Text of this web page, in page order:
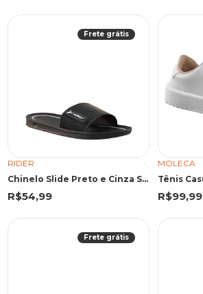
Frete grátis
RIDER
Chinelo Slide Preto e Cinza Street | Rider
R$54,99
MOLECA
R$99,99
Frete grátis